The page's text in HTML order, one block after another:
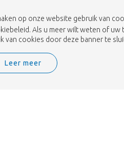
op onze website gebruik van
Als u meer wilt weten of
van cookies door deze banner te
Leer meer